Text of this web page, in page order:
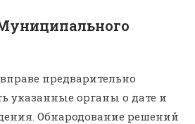
предварительно
указанные органы о дате и
Обнародование решений